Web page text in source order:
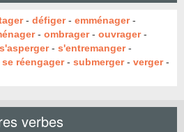
- défiger- emménager-
- ombrager- ouvrager-
s'asperger- s'entremanger-
se réengager- submerger- verger-
verbes